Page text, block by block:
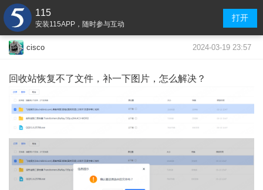
115
安装115APP，随时参与互动
打开
cisco 2024-03-19 23:57
回收站恢复不了文件，补一下图片，怎么解决？